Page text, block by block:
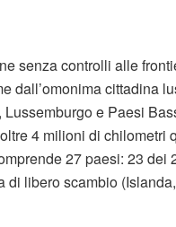
senza controlli alle
dall’omonima cittadina
e Paesi
4 milioni di chilometri
27 paesi: 23 dei
di libero scambio